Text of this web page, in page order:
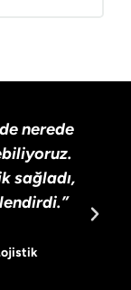
nerede
sağladı,